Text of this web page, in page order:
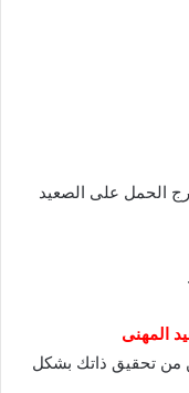
الحمل على الصعيد
من تحقيق ذاتك بشكل